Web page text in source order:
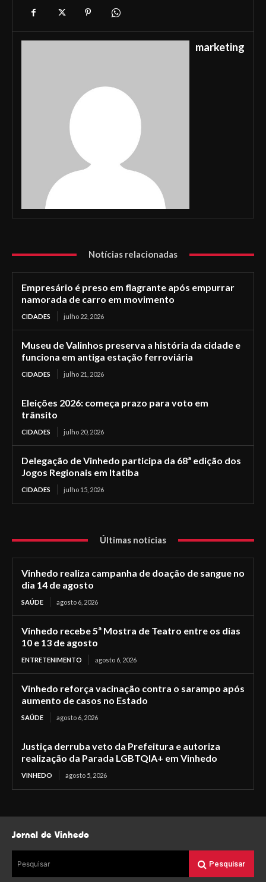
marketing
Notícias relacionadas
Empresário é preso em flagrante após empurrar
namorada de carro em movimento
CIDADES julho 22, 2026
Museu de Valinhos preserva a história da cidade e
funciona em antiga estação ferroviária
CIDADES julho 21, 2026
Eleições 2026: começa prazo para voto em
trânsito
CIDADES julho 20, 2026
Delegação de Vinhedo participa da 68ª edição dos
Jogos Regionais em Itatiba
CIDADES julho 15, 2026
Últimas notícias
Vinhedo realiza campanha de doação de sangue no
dia 14 de agosto
SAÚDE agosto 6, 2026
Vinhedo recebe 5ª Mostra de Teatro entre os dias
10 e 13 de agosto
ENTRETENIMENTO agosto 6, 2026
Vinhedo reforça vacinação contra o sarampo após
aumento de casos no Estado
SAÚDE agosto 6, 2026
Justiça derruba veto da Prefeitura e autoriza
realização da Parada LGBTQIA+ em Vinhedo
VINHEDO agosto 5, 2026
Jornal de Vinhedo
Pesquisar Pesquisar